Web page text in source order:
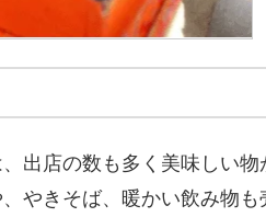
出店の数も多く美味しい
やきそば、暖かい飲み物